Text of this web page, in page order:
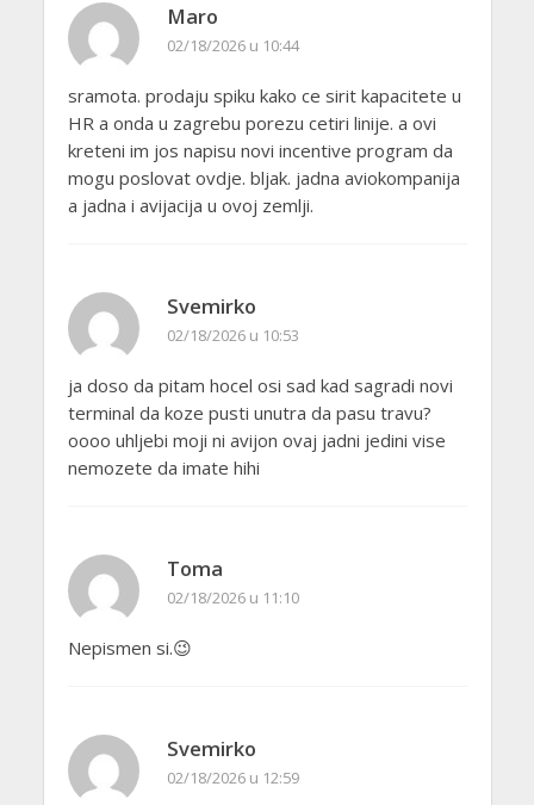
Maro
02/18/2026 u 10:44
sramota. prodaju spiku kako ce sirit kapacitete u
HR a onda u zagrebu porezu cetiri linije. a ovi
kreteni im jos napisu novi incentive program da
mogu poslovat ovdje. bljak. jadna aviokompanija
a jadna i avijacija u ovoj zemlji.
Svemirko
02/18/2026 u 10:53
ja doso da pitam hocel osi sad kad sagradi novi
terminal da koze pusti unutra da pasu travu?
oooo uhljebi moji ni avijon ovaj jadni jedini vise
nemozete da imate hihi
Toma
02/18/2026 u 11:10
Nepismen si.😉
Svemirko
02/18/2026 u 12:59